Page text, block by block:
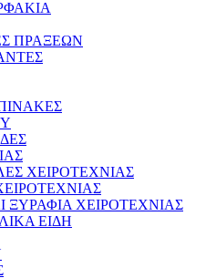
ΠΡΑΞΕΩΝ
ΧΕΙΡΟΤΕΧΝΙΑΣ
ΞΥΡΑΦΙΑ ΧΕΙΡΟΤΕΧΝΙΑΣ
ΕΙΔΗ